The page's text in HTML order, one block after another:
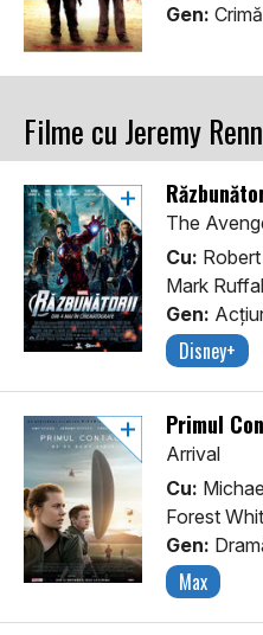
Gen:
Filme cu Jeremy
The
Cu:
Mark
Gen:
Disney+
Primul
Arrival
Cu:
Forest
Gen:
Max